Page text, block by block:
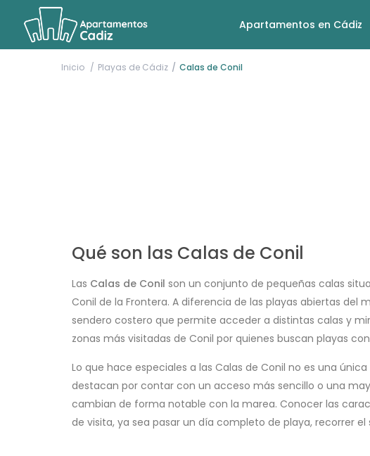
Apartamentos en Cádiz
Inicio Playas de Cádiz Calas de Conil
Qué son las Calas de Conil
Las Calas de Conil son un conjunto de pequeñas calas
Conil de la Frontera. A diferencia de las playas abiertas
sendero costero que permite acceder a distintas calas y
zonas más visitadas de Conil por quienes buscan playas
Lo que hace especiales a las Calas de Conil no es una
destacan por contar con un acceso más sencillo o una
cambian de forma notable con la marea. Conocer las
de visita, ya sea pasar un día completo de playa, recorrer